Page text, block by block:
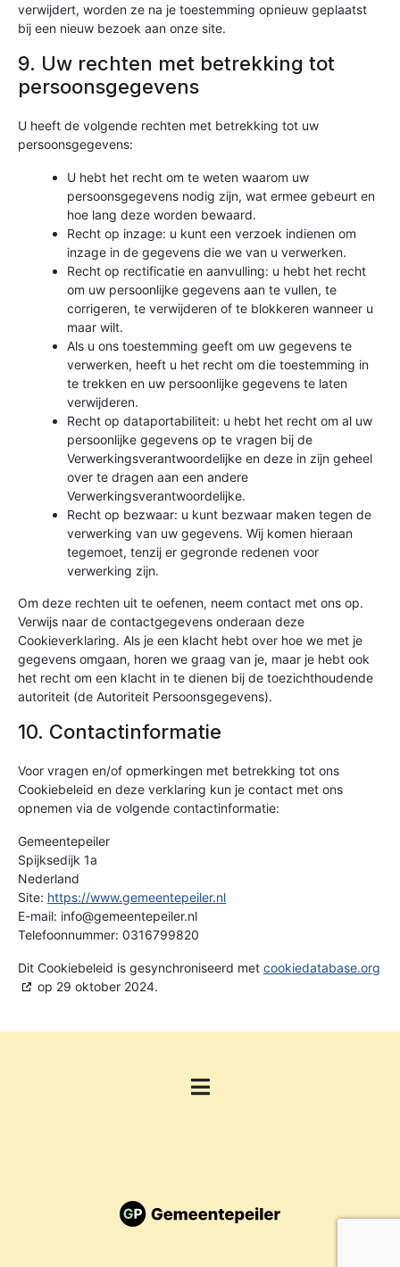
verwijdert, worden ze na je toestemming opnieuw geplaatst
bij een nieuw bezoek aan onze site.
9. Uw rechten met betrekking tot
persoonsgegevens
U heeft de volgende rechten met betrekking tot uw
persoonsgegevens:
U hebt het recht om te weten waarom uw
persoonsgegevens nodig zijn, wat ermee gebeurt en
hoe lang deze worden bewaard.
Recht op inzage: u kunt een verzoek indienen om
inzage in de gegevens die we van u verwerken.
Recht op rectificatie en aanvulling: u hebt het recht
om uw persoonlijke gegevens aan te vullen, te
corrigeren, te verwijderen of te blokkeren wanneer u
maar wilt.
Als u ons toestemming geeft om uw gegevens te
verwerken, heeft u het recht om die toestemming in
te trekken en uw persoonlijke gegevens te laten
verwijderen.
Recht op dataportabiliteit: u hebt het recht om al uw
persoonlijke gegevens op te vragen bij de
Verwerkingsverantwoordelijke en deze in zijn geheel
over te dragen aan een andere
Verwerkingsverantwoordelijke.
Recht op bezwaar: u kunt bezwaar maken tegen de
verwerking van uw gegevens. Wij komen hieraan
tegemoet, tenzij er gegronde redenen voor
verwerking zijn.
Om deze rechten uit te oefenen, neem contact met ons op.
Verwijs naar de contactgegevens onderaan deze
Cookieverklaring. Als je een klacht hebt over hoe we met je
gegevens omgaan, horen we graag van je, maar je hebt ook
het recht om een klacht in te dienen bij de toezichthoudende
autoriteit (de Autoriteit Persoonsgegevens).
10. Contactinformatie
Voor vragen en/of opmerkingen met betrekking tot ons
Cookiebeleid en deze verklaring kun je contact met ons
opnemen via de volgende contactinformatie:
Gemeentepeiler
Spijksedijk 1a
Nederland
Site: https://www.gemeentepeiler.nl
E-mail: info@gemeentepeiler.nl
Telefoonnummer: 0316799820
Dit Cookiebeleid is gesynchroniseerd met cookiedatabase.org
op 29 oktober 2024.